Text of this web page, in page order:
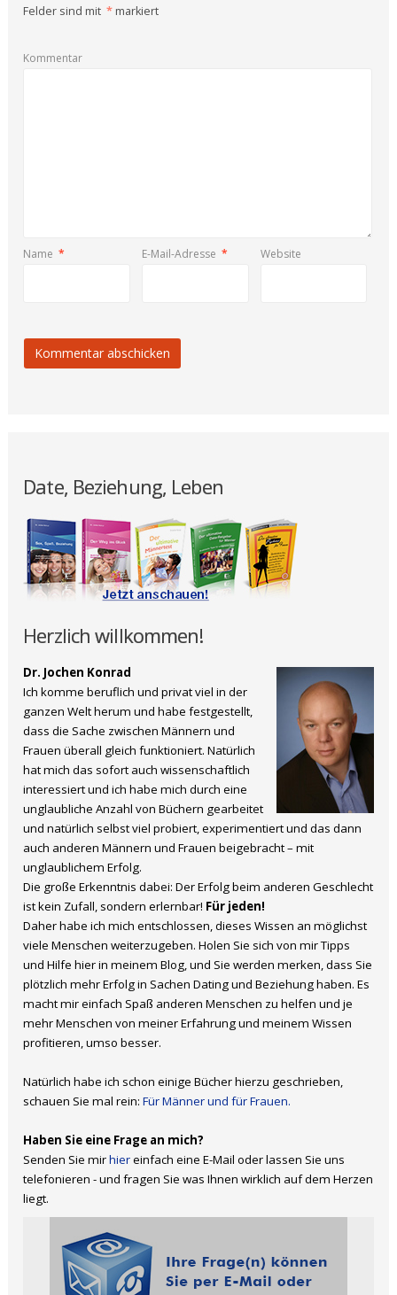
Felder sind mit * markiert
Kommentar
Name * E-Mail-Adresse * Website
Date, Beziehung, Leben
Herzlich willkommen!
Dr. Jochen Konrad
Ich komme beruflich und privat viel in der
ganzen Welt herum und habe festgestellt,
dass die Sache zwischen Männern und
Frauen überall gleich funktioniert. Natürlich
hat mich das sofort auch wissenschaftlich
interessiert und ich habe mich durch eine
unglaubliche Anzahl von Büchern gearbeitet
und natürlich selbst viel probiert, experimentiert und das dann
auch anderen Männern und Frauen beigebracht – mit
unglaublichem Erfolg.
Die große Erkenntnis dabei: Der Erfolg beim anderen Geschlecht
ist kein Zufall, sondern erlernbar! Für jeden!
Daher habe ich mich entschlossen, dieses Wissen an möglichst
viele Menschen weiterzugeben. Holen Sie sich von mir Tipps
und Hilfe hier in meinem Blog, und Sie werden merken, dass Sie
plötzlich mehr Erfolg in Sachen Dating und Beziehung haben. Es
macht mir einfach Spaß anderen Menschen zu helfen und je
mehr Menschen von meiner Erfahrung und meinem Wissen
profitieren, umso besser.
Natürlich habe ich schon einige Bücher hierzu geschrieben,
schauen Sie mal rein:Für Männer und für Frauen.
Haben Sie eine Frage an mich?
Senden Sie mirhiereinfach eine E-Mail oder lassen Sie uns
telefonieren - und fragen Sie was Ihnen wirklich auf dem Herzen
liegt.